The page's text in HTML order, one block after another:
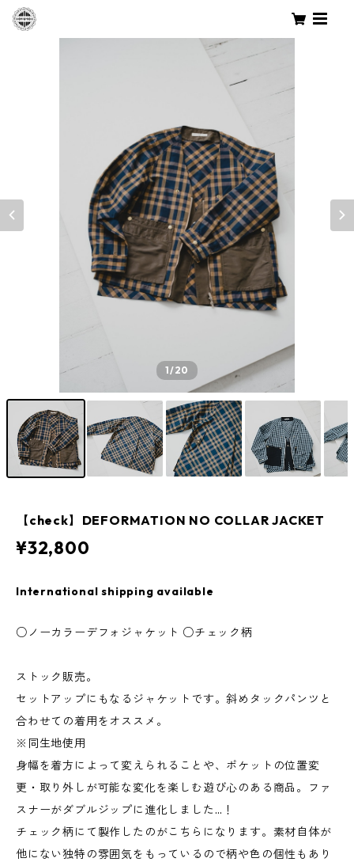
1/20
【check】DEFORMATION NO COLLAR JACKET
¥32,800
International shipping available
○ノーカラーデフォジャケット ○チェック柄
ストック販売。
セットアップにもなるジャケットです。斜めタックパンツと
合わせての着用をオススメ。
※同生地使用
身幅を着方によって変えられることや、ポケットの位置変
更・取り外しが可能な変化を楽しむ遊び心のある商品。ファ
スナーがダブルジップに進化しました…！
チェック柄にて製作したのがこちらになります。素材自体が
他にない独特の雰囲気をもっているので柄や色の個性もあり